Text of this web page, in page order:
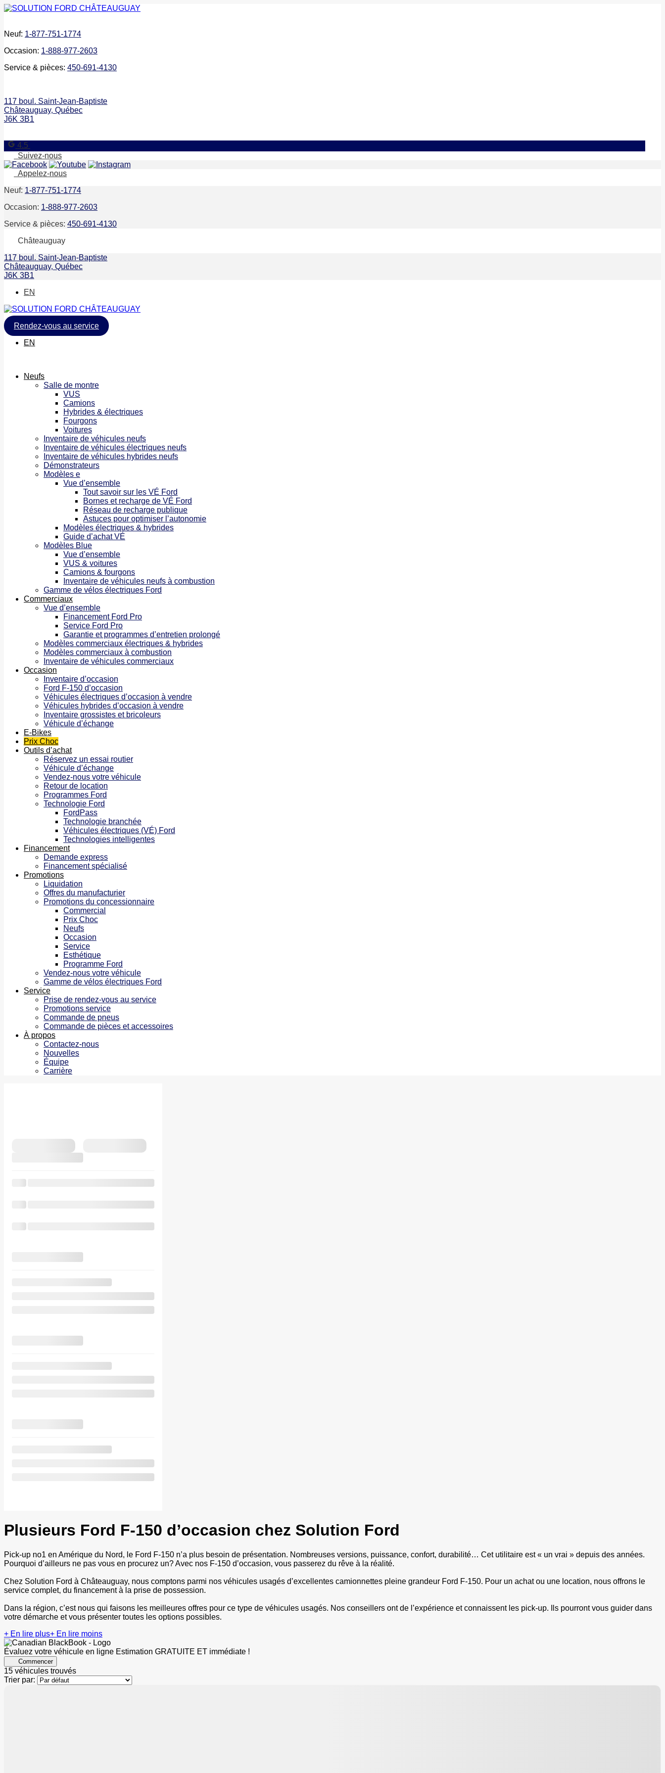
Neuf: 1-877-751-1774
Occasion: 1-888-977-2603
Service & pièces: 450-691-4130
117 boul. Saint-Jean-Baptiste
Châteauguay, Québec
J6K 3B1
4.5
Suivez-nous
Appelez-nous
Neuf: 1-877-751-1774
Occasion: 1-888-977-2603
Service & pièces: 450-691-4130
Châteauguay
117 boul. Saint-Jean-Baptiste
Châteauguay, Québec
J6K 3B1
EN
Rendez-vous au service
EN
Neufs
Salle de montre
VUS
Camions
Hybrides & électriques
Fourgons
Voitures
Inventaire de véhicules neufs
Inventaire de véhicules électriques neufs
Inventaire de véhicules hybrides neufs
Démonstrateurs
Modèles e
Vue d’ensemble
Tout savoir sur les VÉ Ford
Bornes et recharge de VÉ Ford
Réseau de recharge publique
Astuces pour optimiser l’autonomie
Modèles électriques & hybrides
Guide d’achat VÉ
Modèles Blue
Vue d’ensemble
VUS & voitures
Camions & fourgons
Inventaire de véhicules neufs à combustion
Gamme de vélos électriques Ford
Commerciaux
Vue d’ensemble
Financement Ford Pro
Service Ford Pro
Garantie et programmes d’entretien prolongé
Modèles commerciaux électriques & hybrides
Modèles commerciaux à combustion
Inventaire de véhicules commerciaux
Occasion
Inventaire d’occasion
Ford F-150 d’occasion
Véhicules électriques d’occasion à vendre
Véhicules hybrides d’occasion à vendre
Inventaire grossistes et bricoleurs
Véhicule d’échange
E-Bikes
Prix Choc
Outils d’achat
Réservez un essai routier
Véhicule d’échange
Vendez-nous votre véhicule
Retour de location
Programmes Ford
Technologie Ford
FordPass
Technologie branchée
Véhicules électriques (VÉ) Ford
Technologies intelligentes
Financement
Demande express
Financement spécialisé
Promotions
Liquidation
Offres du manufacturier
Promotions du concessionnaire
Commercial
Prix Choc
Neufs
Occasion
Service
Esthétique
Programme Ford
Vendez-nous votre véhicule
Gamme de vélos électriques Ford
Service
Prise de rendez-vous au service
Promotions service
Commande de pneus
Commande de pièces et accessoires
À propos
Contactez-nous
Nouvelles
Équipe
Carrière
Plusieurs Ford F-150 d’occasion chez Solution Ford
Pick-up no1 en Amérique du Nord, le Ford F-150 n’a plus besoin de présentation. Nombreuses versions, puissance, confort, durabilité… Cet utilitaire est « un vrai » depuis des années.
Pourquoi d’ailleurs ne pas vous en procurez un? Avec nos F-150 d’occasion, vous passerez du rêve à la réalité.
Chez Solution Ford à Châteauguay, nous comptons parmi nos véhicules usagés d’excellentes camionnettes pleine grandeur Ford F-150. Pour un achat ou une location, nous offrons le
service complet, du financement à la prise de possession.
Dans la région, c’est nous qui faisons les meilleures offres pour ce type de véhicules usagés. Nos conseillers ont de l’expérience et connaissent les pick-up. Ils pourront vous guider dans
votre démarche et vous présenter toutes les options possibles.
+ En lire plus+ En lire moins
Évaluez votre véhicule en ligne Estimation GRATUITE ET immédiate !
Commencer
15 véhicules trouvés
Trier par: